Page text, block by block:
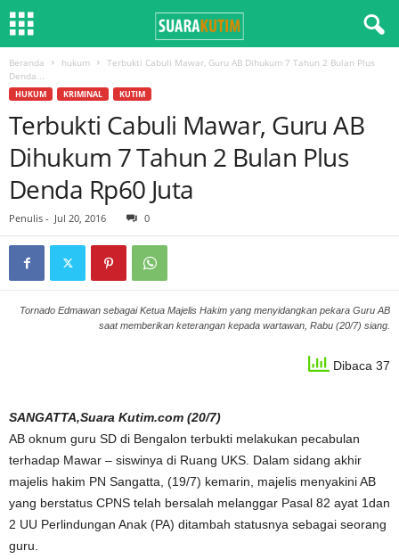
Beranda hukum
Terbukti Cabuli Mawar, Guru AB Dihukum 7 Tahun 2 Bulan Plus
Denda...
HUKUM KRIMINAL KUTIM
Terbukti Cabuli Mawar, Guru AB
Dihukum 7 Tahun 2 Bulan Plus
Denda Rp60 Juta
Penulis - Jul 20, 2016 0
Tornado Edmawan sebagai Ketua Majelis Hakim yang menyidangkan pekara Guru AB
saat memberikan keterangan kepada wartawan, Rabu (20/7) siang.
Dibaca 37
SANGATTA,Suara Kutim.com (20/7)
AB oknum guru SD di Bengalon terbukti melakukan pecabulan
terhadap Mawar – siswinya di Ruang UKS. Dalam sidang akhir
majelis hakim PN Sangatta, (19/7) kemarin, majelis menyakini AB
yang berstatus CPNS telah bersalah melanggar Pasal 82 ayat 1dan
2 UU Perlindungan Anak (PA) ditambah statusnya sebagai seorang
guru.